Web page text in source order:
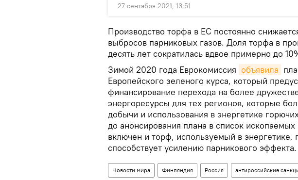
27 сентября 2021, 13:51
Производство торфа в ЕС постоянно
выбросов парниковых газов. Доля торфа в
десять лет сократилась вдвое примерно до
Зимой 2020 года Еврокомиссия объявила
Европейского зеленого курса, который
финансирование перехода на более
энергоресурсы для тех регионов, которые
добычи и использования в энергетике
до анонсирования плана в список
включен и торф, используемый в энергетике,
способствует усилению парникового эффекта.
Новости мира Финляндия Россия антироссийские